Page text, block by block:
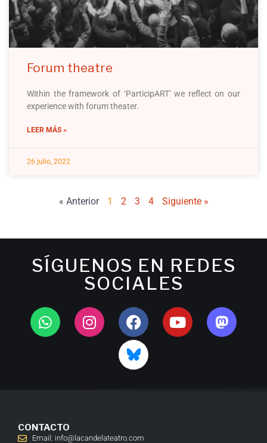
Forum theatre
Within the framework of ‘ParticipART’ we reflect on our
experience with forum theater.
LEER MÁS »
26 julio, 2022
« Anterior 1 2 3 4 Siguiente »
SÍGUENOS EN REDES
SOCIALES
CONTACTO
Email: info@lacandelateatro.com